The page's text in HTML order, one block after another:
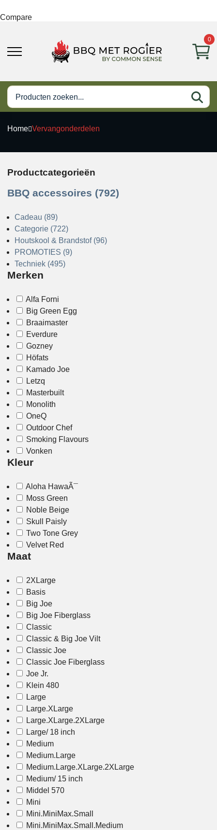
0
Home Vervangonderdelen
Productcategorieën
BBQ accessoires (792)
Cadeau (89)
Categorie (722)
Houtskool & Brandstof (96)
PROMOTIES (9)
Techniek (495)
Merken
Alfa Forni
Big Green Egg
Braaimaster
Everdure
Gozney
Höfats
Kamado Joe
Letzq
Masterbuilt
Monolith
OneQ
Outdoor Chef
Smoking Flavours
Vonken
Kleur
Aloha HawaÃ¯
Moss Green
Noble Beige
Skull Paisly
Two Tone Grey
Velvet Red
Maat
2XLarge
Basis
Big Joe
Big Joe Fiberglass
Classic
Classic & Big Joe Vilt
Classic Joe
Classic Joe Fiberglass
Joe Jr.
Klein 480
Large
Large.XLarge
Large.XLarge.2XLarge
Large/ 18 inch
Medium
Medium.Large
Medium.Large.XLarge.2XLarge
Medium/ 15 inch
Middel 570
Mini
Mini.MiniMax.Small
Mini.MiniMax.Small.Medium
Compare